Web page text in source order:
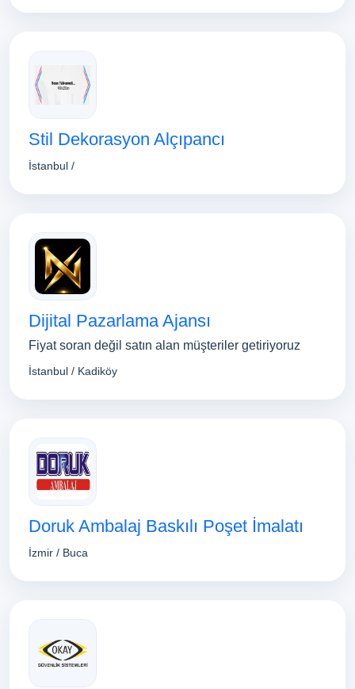
Stil Dekorasyon Alçıpancı
İstanbul /
Dijital Pazarlama Ajansı
Fiyat soran değil satın alan müşteriler getiriyoruz
İstanbul / Kadiköy
Doruk Ambalaj Baskılı Poşet İmalatı
İzmir / Buca